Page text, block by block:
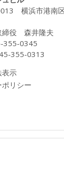
横浜市港南
締役 森井隆夫
355-0345
355-0313
表示
リシー